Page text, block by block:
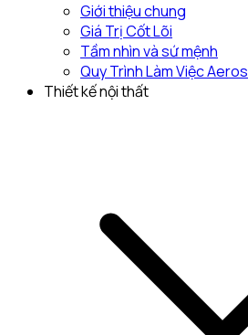
Giới thiệu chung
Giá Trị Cốt Lõi
Tầm nhìn và sứ mệnh
Quy Trình Làm Việc Aeros
Thiết kế nội thất